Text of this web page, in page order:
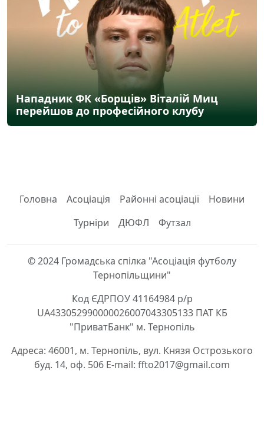
Нападник ФК «Борщів» Віталій Миц
перейшов до професійного клубу
Головна Асоціація Районні асоціації
Новини
Турніри
ДЮФЛ Футзал
© 2024 Громадська спілка "Асоціація футболу
Тернопільщини"
Код ЄДРПОУ 41164984 р/р
UA433052990000026007043305133 ПАТ КБ
"ПриватБанк" м. Тернопіль
Адреса: 46001, м. Тернопіль, вул. Князя Острозького
буд. 14, оф. 506 E-mail: ffto2017@gmail.com